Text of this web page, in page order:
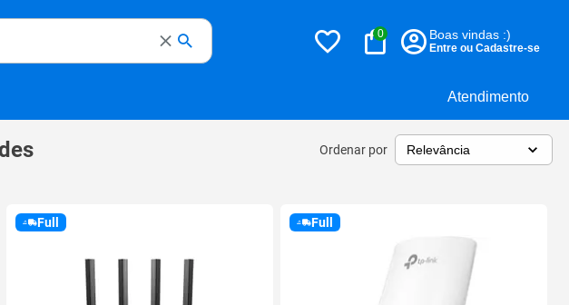
Atendimento
0 Boas vindas :)
Entre ou Cadastre-se
Ordenar por
Full Full